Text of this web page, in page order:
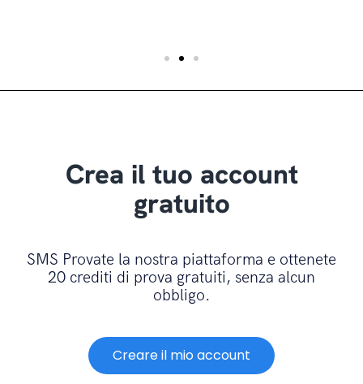
Crea il tuo account
gratuito
SMS Provate la nostra piattaforma e ottenete
20 crediti di prova gratuiti, senza alcun
obbligo.
Creare il mio account